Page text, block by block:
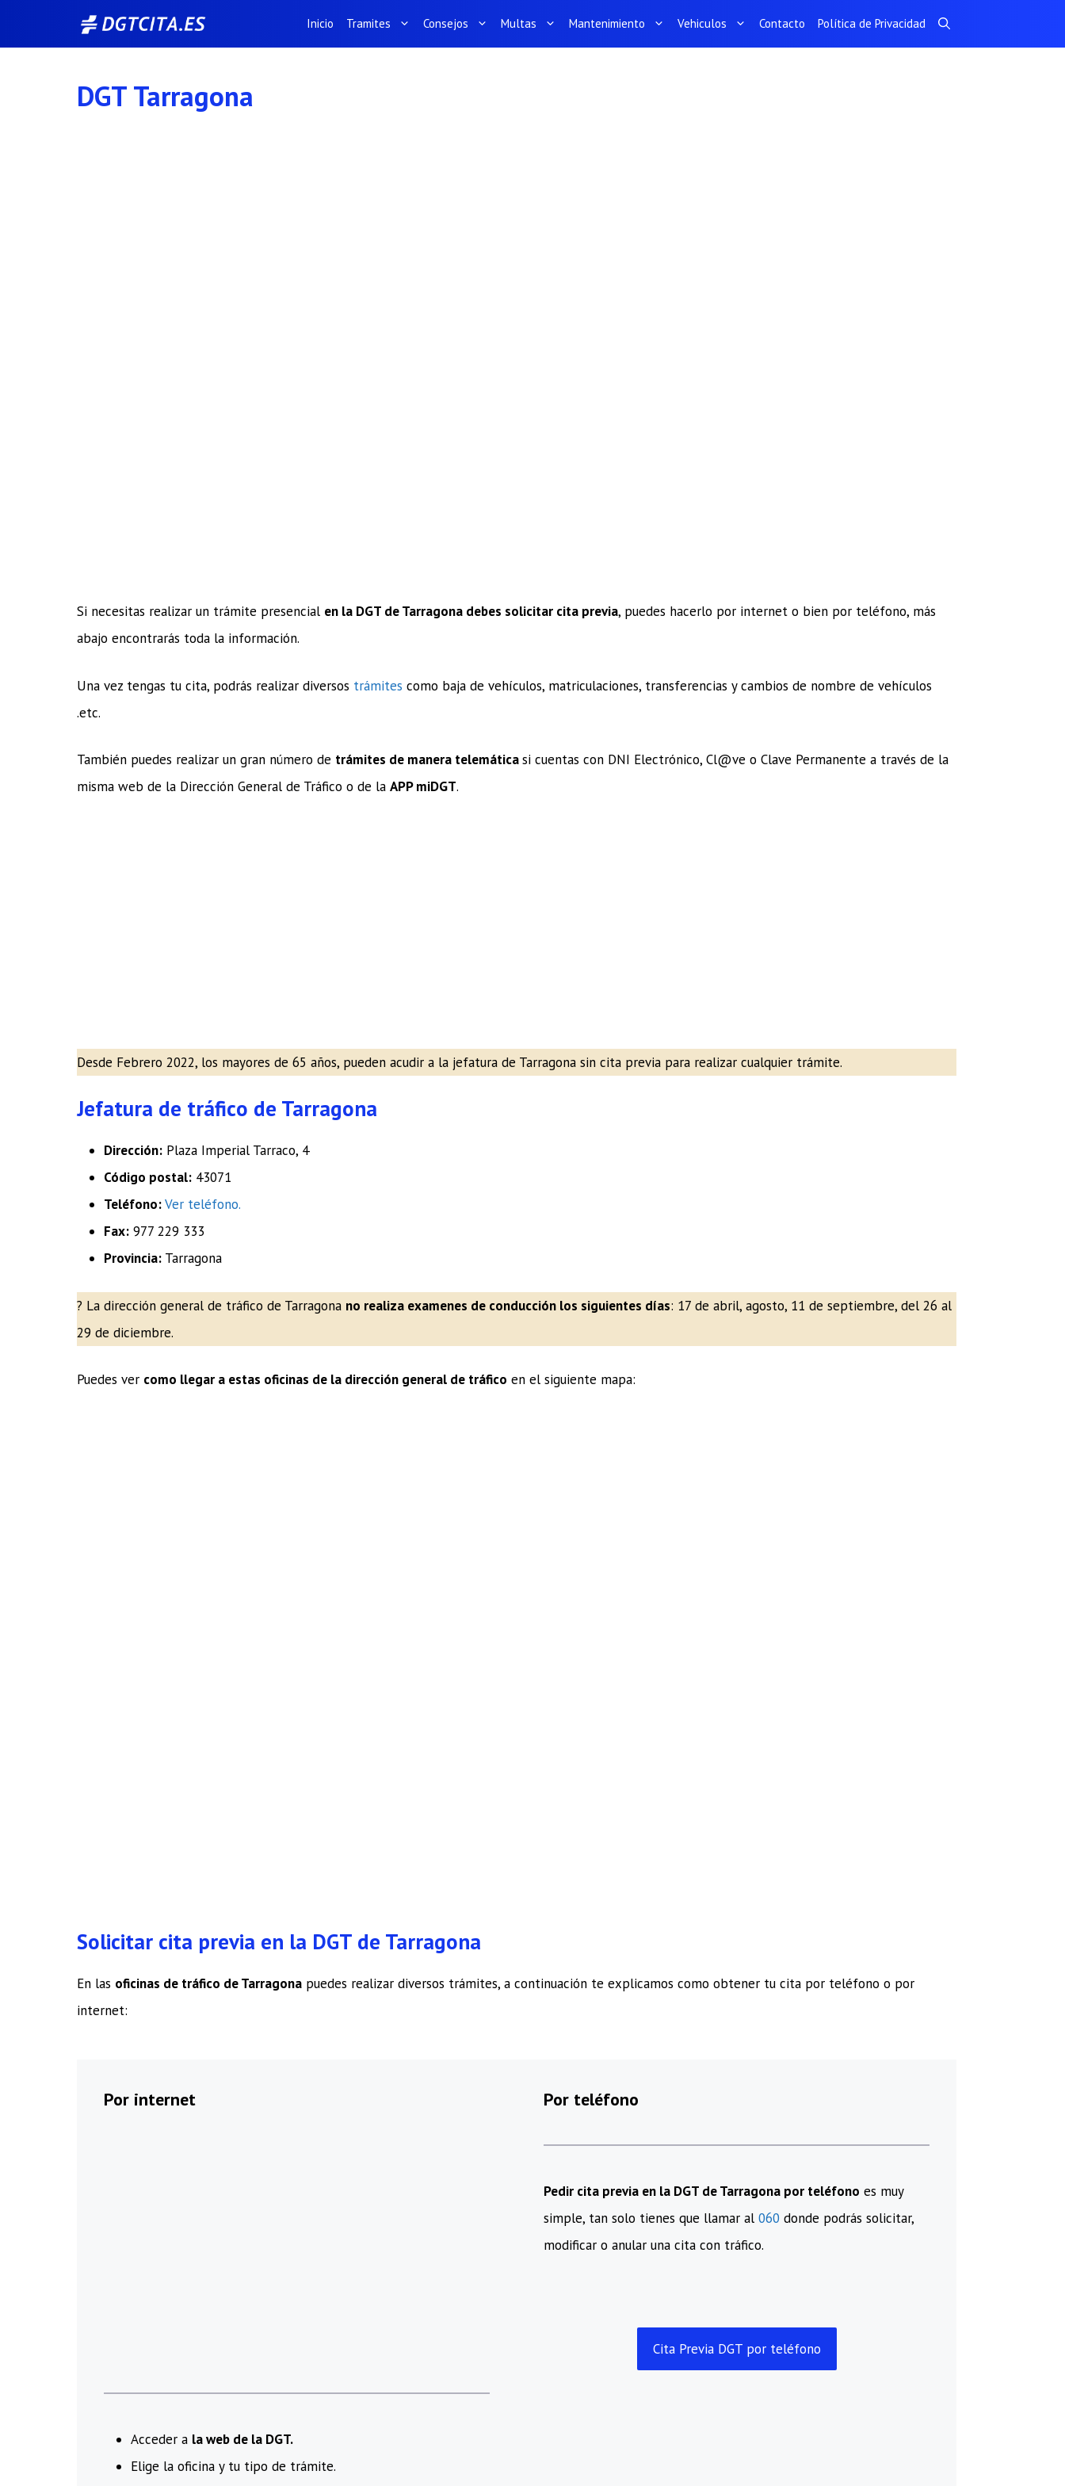
Inicio Tramites Consejos Multas Mantenimiento Vehiculos Contacto Política de Privacidad
DGT Tarragona
Si necesitas realizar un trámite presencial en la DGT de Tarragona debes solicitar cita previa, puedes hacerlo por internet o bien por teléfono, más
abajo encontrarás toda la información.
Una vez tengas tu cita, podrás realizar diversos trámites como baja de vehículos, matriculaciones, transferencias y cambios de nombre de vehículos
.etc.
También puedes realizar un gran número de trámites de manera telemáticasi cuentas con DNI Electrónico, Cl@ve o Clave Permanente a través de la
misma web de la Dirección General de Tráfico o de la APP miDGT.
Desde Febrero 2022, los mayores de 65 años, pueden acudir a la jefatura de Tarragona sin cita previa para realizar cualquier trámite.
Jefatura de tráfico de Tarragona
Dirección: Plaza Imperial Tarraco, 4
Código postal: 43071
Teléfono:Ver teléfono.
Fax: 977 229 333
Provincia: Tarragona
? La dirección general de tráfico de Tarragona no realiza examenes de conducción los siguientes días: 17 de abril, agosto, 11 de septiembre, del 26 al
29 de diciembre.
Puedes ver como llegar a estas oficinas de la dirección general de tráfico en el siguiente mapa:
Solicitar cita previa en la DGT de Tarragona
En las oficinas de tráfico de Tarragona puedes realizar diversos trámites, a continuación te explicamos como obtener tu cita por teléfono o por
internet:
Por internet
Acceder a la web de la DGT.
Elige la oficina y tu tipo de trámite.
Por teléfono
Pedir cita previa en la DGT de Tarragona por teléfono es muy
simple, tan solo tienes que llamar al 060 donde podrás solicitar,
modificar o anular una cita con tráfico.
Cita Previa DGT por teléfono